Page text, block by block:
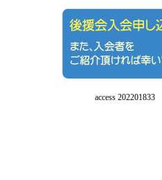
access 202201833